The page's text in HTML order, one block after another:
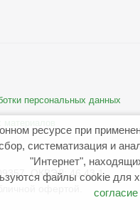
персональных данных
ОКВЭД: 46.43.1
ресурсе при
систематизация и
"Интернет",
файлы cookie для
согласие